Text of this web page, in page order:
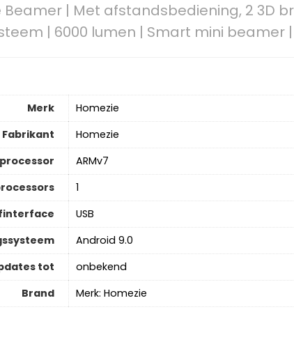
Beamer | Met afstandsbediening, 2 3D
| 6000 lumen | Smart mini beamer
Merk
‎Homezie
Fabrikant
‎Homezie
‎ARMv7
‎1
‎USB
‎Android 9.0
tot
‎onbekend
Brand
Merk: Homezie